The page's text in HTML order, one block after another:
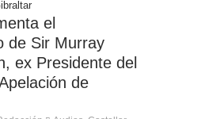
jubilado Xavi Buhagiar
de Fútbol Senior Alcalde
que se disputa la semana
próxima
el
de Sir Murray
ex Presidente del
de